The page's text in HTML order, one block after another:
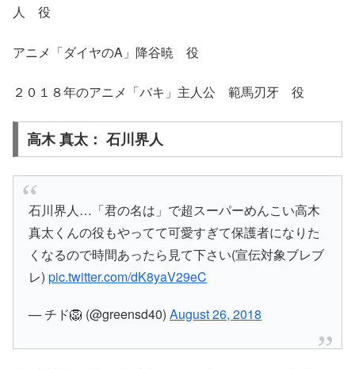
人 役
アニメ「ダイヤのA」降谷暁 役
２０１８年のアニメ「バキ」主人公 範馬刃牙 役
高木 真太： 石川界人
石川界人…「君の名は」で超スーパーめんこい高木
真太くんの役もやってて可愛すぎて保護者になりた
くなるので時間あったら見て下さい(宣伝対象ブレブ
レ)pic.twitter.com/dK8yaV29eC
— チド🦁 (@greensd40)August 26, 2018